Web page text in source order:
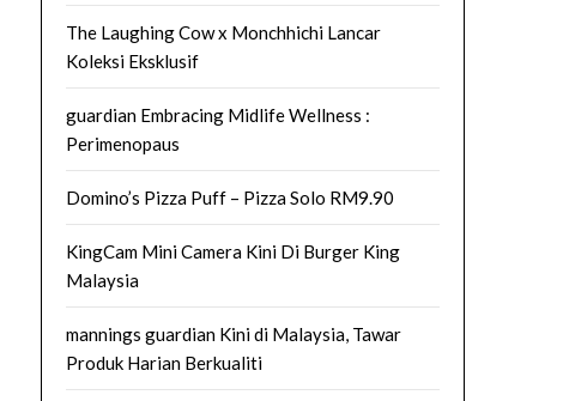
The Laughing Cow x Monchhichi Lancar
Koleksi Eksklusif
guardian Embracing Midlife Wellness :
Perimenopaus
Domino’s Pizza Puff – Pizza Solo RM9.90
KingCam Mini Camera Kini Di Burger King
Malaysia
mannings guardian Kini di Malaysia, Tawar
Produk Harian Berkualiti